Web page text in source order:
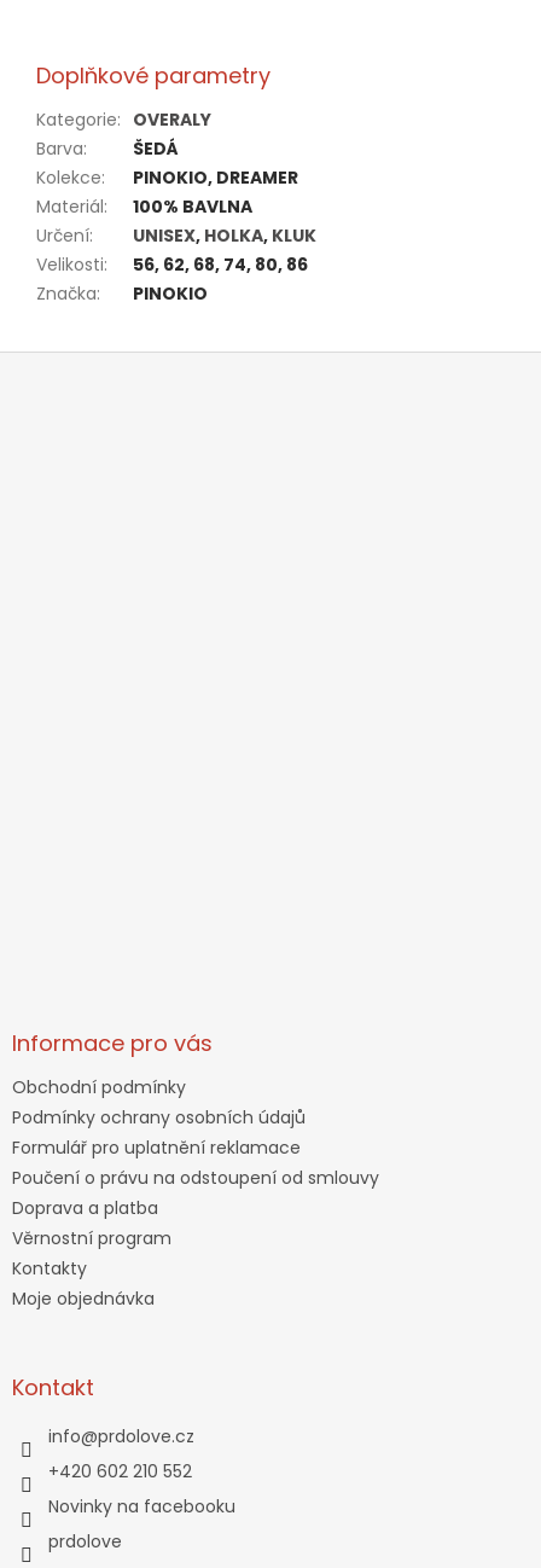
Doplňkové parametry
Kategorie: OVERALY
Barva:
ŠEDÁ
Kolekce:
PINOKIO, DREAMER
Materiál:
100% BAVLNA
Určení: UNISEX, HOLKA, KLUK
Velikosti:
56, 62, 68, 74, 80, 86
Značka: PINOKIO
Z
Informace pro vás
Obchodní podmínky
Podmínky ochrany osobních údajů
Formulář pro uplatnění reklamace
Poučení o právu na odstoupení od smlouvy
Doprava a platba
Věrnostní program
Kontakty
Moje objednávka
Kontakt
info@prdolove.cz
+420 602 210 552
Novinky na facebooku
prdolove